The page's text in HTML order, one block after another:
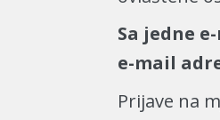
Sa jedne
e-mail
Prijave na